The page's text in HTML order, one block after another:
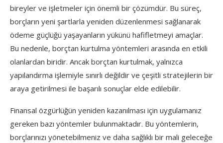
bireyler ve işletmeler için önemli bir çözümdür. Bu süreç,
borçların yeni şartlarla yeniden düzenlenmesi sağlanarak
ödeme güçlüğü yaşayanların yükünü hafifletmeyi amaçlar.
Bu nedenle, borçtan kurtulma yöntemleri arasında en etkili
olanlardan biridir. Ancak borçtan kurtulmak, yalnızca
yapılandırma işlemiyle sınırlı değildir ve çeşitli stratejilerin bir
araya getirilmesi ile başarılı sonuçlar elde edilebilir.
Finansal özgürlüğün yeniden kazanılması için uygulamanız
gereken bazı yöntemler bulunmaktadır. Bu yöntemlerin,
borçlarınızı yönetebilmeniz ve daha sağlıklı bir mali geleceğe